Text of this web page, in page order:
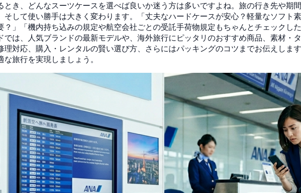
とき、どんなスーツケースを選べば良いか迷う方は多いですよね。旅の行き先や期
そして使い勝手は大きく変わります。「丈夫なハードケースが安心？軽量なソフト
？」「機内持ち込みの規定や航空会社ごとの受託手荷物規定もちゃんとチェック
では、人気ブランドの最新モデルや、海外旅行にピッタリのおすすめ商品、素材・
理対応、購入・レンタルの賢い選び方、さらにはパッキングのコツまでお伝えしま
旅行を実現しましょう。